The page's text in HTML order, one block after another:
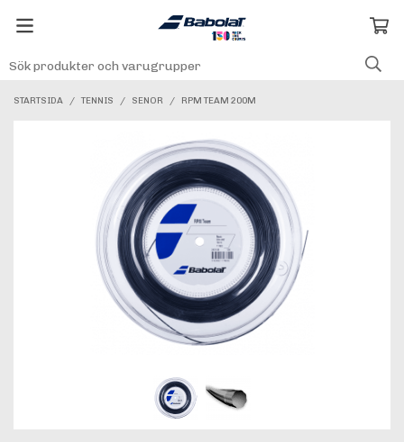
STARTSIDA / TENNIS / SENOR / RPM TEAM 200M